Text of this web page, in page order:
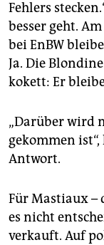
Fehlers
besser geht.
bei EnBW
Ja. Die
kokett: Er
„Darüber wird
gekommen
Antwort.
Für Mastiaux –
es nicht
verkauft. Auf